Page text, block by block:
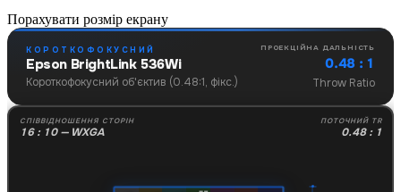
Порахувати розмір екрану
КОРОТКОФОКУСНИЙ
Epson BrightLink 536Wi
Короткофокусний об'єктив (0.48:1, фікс.)
ПРОЕКЦІЙНА ДАЛЬНІСТЬ
0.48 : 1
Throw Ratio
СПІВВІДНОШЕННЯ СТОРІН
16 : 10 — WXGA
ПОТОЧНИЙ TR
0.48 : 1